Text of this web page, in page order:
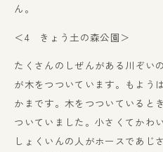
ん。
＜4 きょう土の森公園＞
たくさんのしぜんがある川ぞい
が木をつついています。もよう
かまです。木をつついていると
ついていました。小さくてかわ
しょくいんの人がホースであじ